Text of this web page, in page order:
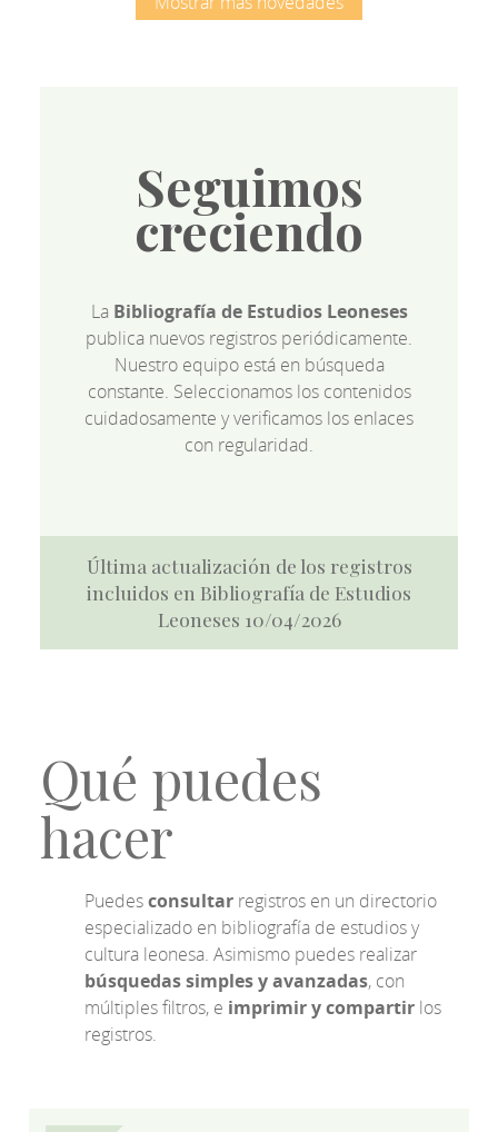
Seguimos
creciendo
La Bibliografía de Estudios Leoneses
publica nuevos registros periódicamente.
Nuestro equipo está en búsqueda
constante. Seleccionamos los contenidos
cuidadosamente y verificamos los enlaces
con regularidad.
Última actualización de los registros
incluidos en Bibliografía de Estudios
Leoneses 10/04/2026
Qué puedes
hacer
Puedesconsultar registros en un directorio
especializado en bibliografía de estudios y
cultura leonesa. Asimismo puedes realizar
búsquedas simples y avanzadas, con
múltiples filtros, e imprimir y compartir los
registros.